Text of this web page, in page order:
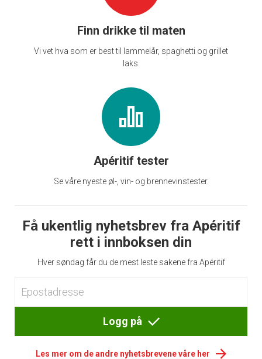
Finn drikke til maten
Vi vet hva som er best til lammelår, spaghetti og grillet
laks.
Apéritif tester
Se våre nyeste øl-, vin- og brennevinstester.
Få ukentlig nyhetsbrev fra Apéritif
rett i innboksen din
Hver søndag får du de mest leste sakene fra Apéritif
Logg på
Les mer om de andre nyhetsbrevene våre her